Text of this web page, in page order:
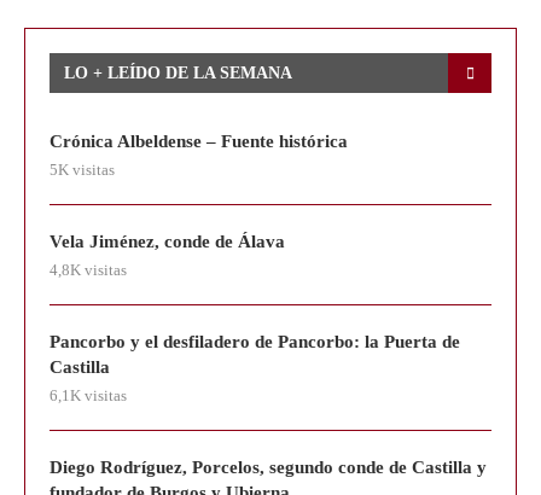
LO + LEÍDO DE LA SEMANA
Crónica Albeldense – Fuente histórica
5K visitas
Vela Jiménez, conde de Álava
4,8K visitas
Pancorbo y el desfiladero de Pancorbo: la Puerta de
Castilla
6,1K visitas
Diego Rodríguez, Porcelos, segundo conde de Castilla y